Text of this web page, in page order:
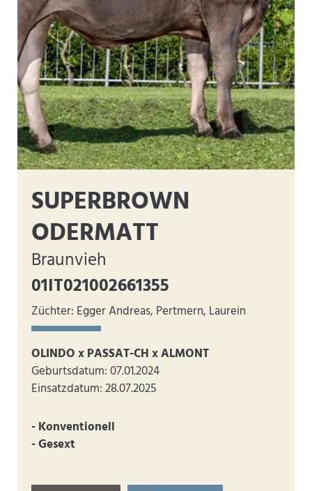
SUPERBROWN
ODERMATT
Braunvieh
01IT021002661355
Züchter: Egger Andreas, Pertmern, Laurein
OLINDO x PASSAT-CH x ALMONT
Geburtsdatum: 07.01.2024
Einsatzdatum: 28.07.2025
- Konventionell
- Gesext